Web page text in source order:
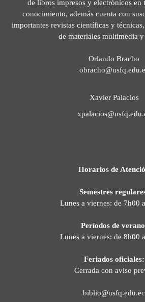
de libros impresos y electrónicos en
conocimiento, además cuenta con
importantes revistas científicas y
de materiales multimedia y
Orlando Bracho
Xavier Palacios
Horarios de
Semestres
Lunes a viernes: de 7h00
Períodos de
Lunes a viernes: de 8h00
Feriados oficiales:
Cerrada con aviso
biblio@usfq.edu.ec